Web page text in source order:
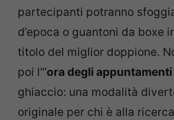
partecipanti potranno
d’epoca o guantoni da boxe
titolo del miglior doppione.
poi l'”ora degli
ghiaccio: una modalità
originale per chi è alla ricerca